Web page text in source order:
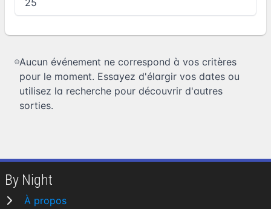
Aucun événement ne correspond à vos critères
pour le moment. Essayez d'élargir vos dates ou
utilisez la recherche pour découvrir d'autres
sorties.
By Night
À propos